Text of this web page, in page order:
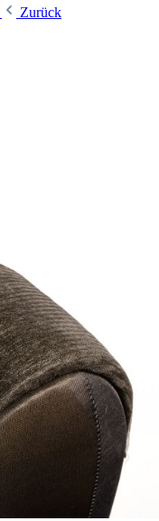
Zurück